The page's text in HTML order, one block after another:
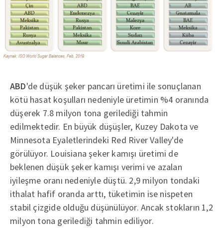
ABD'de düşük şeker pancarı üretimi ile sonuçlanan
kötü hasat koşulları nedeniyle üretimin %4 oranında
düşerek 7.8 milyon tona gerilediği tahmin
edilmektedir. En büyük düşüşler, Kuzey Dakota ve
Minnesota Eyaletlerindeki Red River Valley'de
görülüyor. Louisiana şeker kamışı üretimi de
beklenen düşük şeker kamışı verimi ve azalan
iyileşme oranı nedeniyle düştü. 2,9 milyon tondaki
ithalat hafif oranda arttı, tüketimin ise nispeten
stabil çizgide olduğu düşünülüyor. Ancak stokların 1,2
milyon tona gerilediği tahmin ediliyor.